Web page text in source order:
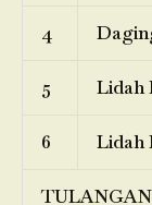
4
5 Lidah
6 Lidah